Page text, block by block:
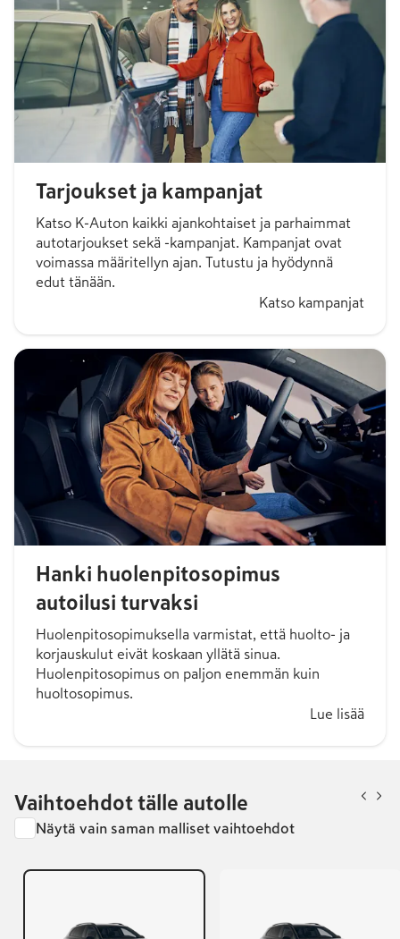
34,66 €/kk 813,75 €
Tarjoukset ja kampanjat
Katso K-Auton kaikki ajankohtaiset ja parhaimmat
autotarjoukset sekä -kampanjat. Kampanjat ovat
voimassa määritellyn ajan. Tutustu ja hyödynnä
edut tänään.
Katso kampanjat
Hanki huolenpitosopimus
autoilusi turvaksi
Huolenpitosopimuksella varmistat, että huolto- ja
korjauskulut eivät koskaan yllätä sinua.
Huolenpitosopimus on paljon enemmän kuin
huoltosopimus.
Lue lisää
Vaihtoehdot tälle autolle
Näytä vain saman malliset vaihtoehdot